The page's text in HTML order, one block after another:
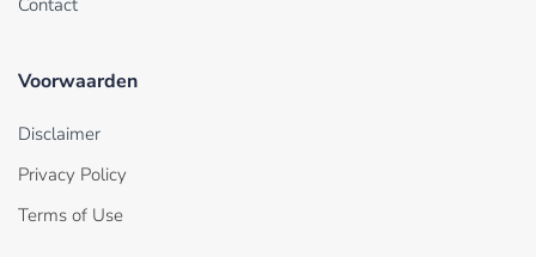
Contact
Voorwaarden
Disclaimer
Privacy Policy
Terms of Use